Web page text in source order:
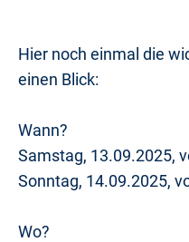
Hier noch einmal die
einen Blick:
Wann?
Samstag, 13.09.2025,
Sonntag, 14.09.2025,
Wo?